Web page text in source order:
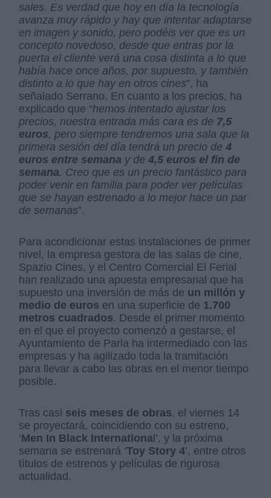
sales. Es verdad que hoy en día la tecnología
avanza muy rápido y hay que intentar adaptarse
en imagen y sonido, pero podéis ver que es un
concepto novedoso, desde que entras por la
puerta el cliente verá una cosa distinta a lo que
había hace once años, por supuesto, y también
distinto a lo que hay en otros cines”, ha
señalado Serrano. En cuanto a los precios, ha
explicado que “hemos intentado ajustar los
precios, nuestra entrada más cara es de 7,5
euros, pero siempre tendremos una sala que la
primera sesión del día tendrá un precio de4
euros entre semana y de4,5 euros el fin de
semana. Creo que es un precio fantástico para
poder venir en familia para poder ver películas
que se hayan estrenado a lo mejor hace un par
de semanas”.
Para acondicionar estas instalaciones de primer
nivel, la empresa gestora de las salas de cine,
Spazio Cines, y el Centro Comercial El Ferial
han realizado una apuesta empresarial que ha
supuesto una inversión de más de un millón y
medio de euros en una superficie de 1.700
metros cuadrados. Desde el primer momento
en el que el proyecto comenzó a gestarse, el
Ayuntamiento de Parla ha intermediado con las
empresas y ha agilizado toda la tramitación
para llevar a cabo las obras en el menor tiempo
posible.
Tras casi seis meses de obras, el viernes 14
se proyectará, coincidiendo con su estreno,
‘Men In Black International’, y la próxima
semana se estrenará ‘Toy Story 4’, entre otros
títulos de estrenos y películas de rigurosa
actualidad.